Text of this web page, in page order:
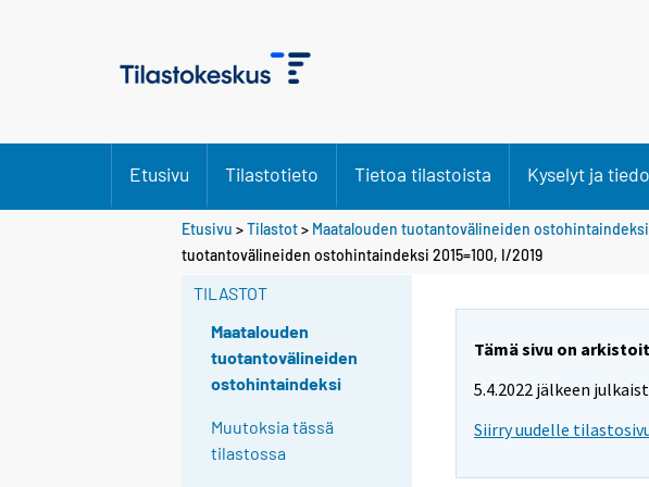
Etusivu Tilastotieto Tietoa tilastoista Kyselyt ja
Etusivu >Tilastot> Maatalouden tuotantovälineiden ostohintaindeksi
tuotantovälineiden ostohintaindeksi 2015=100, I/2019
TILASTOT
Maatalouden
tuotantovälineiden
ostohintaindeksi
Muutoksia tässä
tilastossa
Tämä sivu on
5.4.2022 jälkeen
Siirry uudelle